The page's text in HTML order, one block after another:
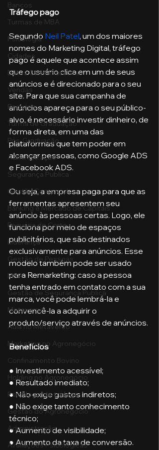
Bancos
Turmas de MBA
Psicologia
Cidades
Datas Comemorativas
Vendas
Pecuária
Turma de Graduação
Pós-Graduação
Administração
Segurança Publica
Gestão Comercial
Banking e Mercado de Capitais
Pecuária de Corte
Liderança
Gestão de Pessoas
MBA
Gestão de Segurança Publica
Metaverso
Aula no Metaverso
Marketing no Agronegócio
Confinamento Bovino
Holding no Agronegócio
Psicologia de tráfego
Gestão do Agronegócio
Administração
Avaliações Psicológicas
Tráfego pago
Segundo Neil Patel, um dos maiores
nomes do Marketing Digital, tráfego
pago é aquele que acontece assim
que o usuário clica em um de seus
anúncios e é direcionado para o seu
site. Para que sua campanha de
anúncios apareça para o seu público-
alvo, é necessário investir dinheiro, de
forma direta, em uma das
plataformas que tem poder em
alcançar pessoas, como Google ADS
e Facebook ADS.
Ou seja, a empresa paga para que as
ferramentas apresentem seu
anúncio às pessoas certas. Logo, ele
funciona por meio de espaços
publicitários, que são destinados
exclusivamente para anúncios. Esse
modelo também pode ser usado
para Remarketing: caso a pessoa
tenha entrado em contato com a sua
marca, você pode lembrá-la e
convencê-la a adquirir o
produto/serviço através de anúncios.
Benefícios
● Investimento acessível;
● Resultado imediato;
● Não exige gastos indiretos;
● Não exige tanto conhecimento
técnico;
● Aumento de visibilidade;
● Aumento da taxa de conversão.